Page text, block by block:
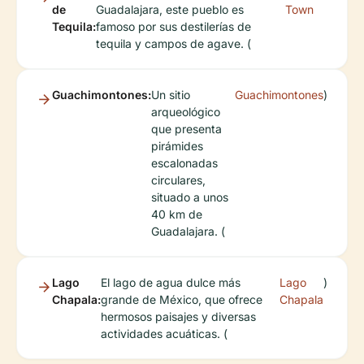
de
Tequila:
Guadalajara, este pueblo es
famoso por sus destilerías de
tequila y campos de agave. (
Town
Guachimontones:Un sitio
arqueológico
que presenta
pirámides
escalonadas
circulares,
situado a unos
40 km de
Guadalajara. (
Guachimontones)
Lago
Chapala:
El lago de agua dulce más
grande de México, que ofrece
hermosos paisajes y diversas
actividades acuáticas. (
Lago
Chapala
)